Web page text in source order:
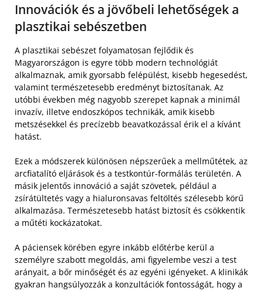
Innovációk és a jövőbeli lehetőségek a
plasztikai sebészetben
A plasztikai sebészet folyamatosan fejlődik és
Magyarországon is egyre több modern technológiát
alkalmaznak, amik gyorsabb felépülést, kisebb hegesedést,
valamint természetesebb eredményt biztosítanak. Az
utóbbi években még nagyobb szerepet kapnak a minimál
invazív, illetve endoszkópos technikák, amik kisebb
metszésekkel és precízebb beavatkozással érik el a kívánt
hatást.
Ezek a módszerek különösen népszerűek a mellműtétek, az
arcfiatalító eljárások és a testkontúr-formálás területén. A
másik jelentős innováció a saját szövetek, például a
zsírátültetés vagy a hialuronsavas feltöltés szélesebb körű
alkalmazása. Természetesebb hatást biztosít és csökkentik
a műtéti kockázatokat.
A páciensek körében egyre inkább előtérbe kerül a
személyre szabott megoldás, ami figyelembe veszi a test
arányait, a bőr minőségét és az egyéni igényeket. A klinikák
gyakran hangsúlyozzák a konzultációk fontosságát, hogy a